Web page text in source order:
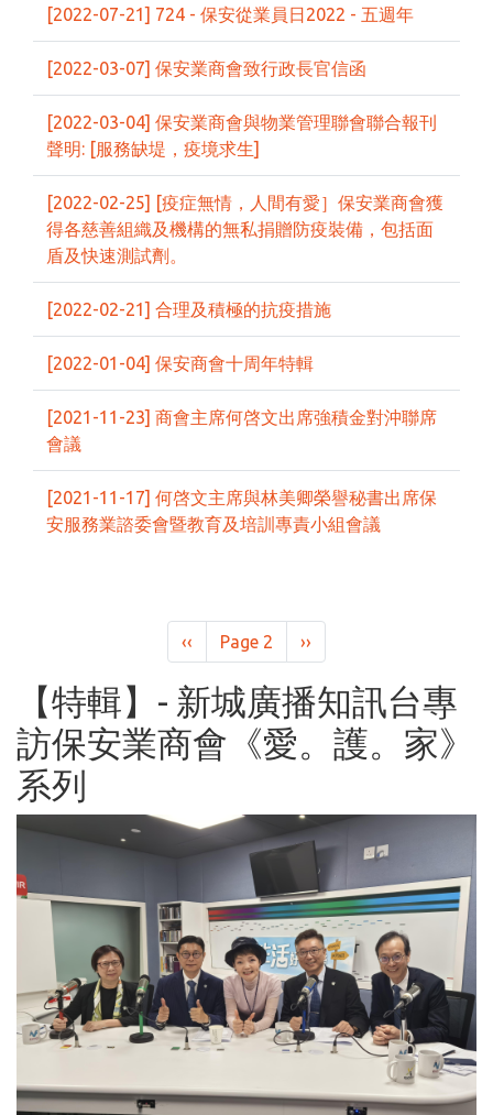
[2022-07-21] 724 - 保安從業員日2022 - 五週年
[2022-03-07] 保安業商會致行政長官信函
[2022-03-04] 保安業商會與物業管理聯會聯合報刊
聲明: [服務缺堤，疫境求生]
[2022-02-25] [疫症無情，人間有愛］保安業商會獲
得各慈善組織及機構的無私捐贈防疫裝備，包括面
盾及快速測試劑。
[2022-02-21] 合理及積極的抗疫措施
[2022-01-04] 保安商會十周年特輯
[2021-11-23] 商會主席何啓文出席強積金對沖聯席
會議
[2021-11-17] 何啓文主席與林美卿榮譽秘書出席保
安服務業諮委會暨教育及培訓專責小組會議
Previous
page
‹‹ Page 2
Next
page
››
【特輯】- 新城廣播知訊台專
訪保安業商會《愛。護。家》
系列